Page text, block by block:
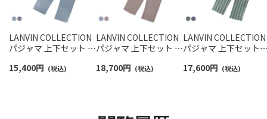
LANVIN COLLECTION
パジャマ 上下セット 綿
起毛 ストライプ 【M L
15,400円 (税込)
LANVIN COLLECTION
パジャマ 上下セット 先
ブレー【M Lサイズ】 綿
18,700円 (税込)
LANVIN COLLECTION
パジャマ 上下セット
先染めネル起毛 ヘリ
17,600円 (税込)